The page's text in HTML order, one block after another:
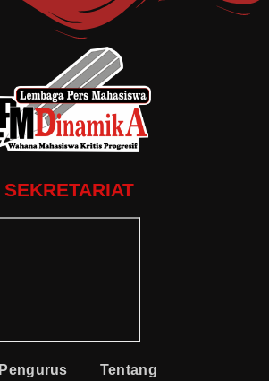
SEKRETARIAT
Pengurus Tentang